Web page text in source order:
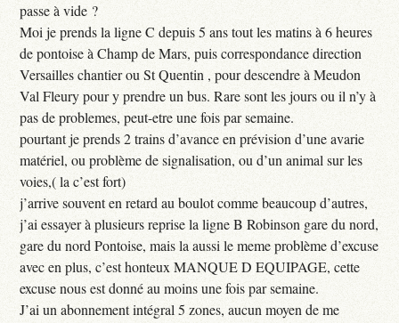
passe à vide ?
Moi je prends la ligne C depuis 5 ans tout les matins à 6 heures
de pontoise à Champ de Mars, puis correspondance direction
Versailles chantier ou St Quentin , pour descendre à Meudon
Val Fleury pour y prendre un bus. Rare sont les jours ou il n’y à
pas de problemes, peut-etre une fois par semaine.
pourtant je prends 2 trains d’avance en prévision d’une avarie
matériel, ou problème de signalisation, ou d’un animal sur les
voies,( la c’est fort)
j’arrive souvent en retard au boulot comme beaucoup d’autres,
j’ai essayer à plusieurs reprise la ligne B Robinson gare du nord,
gare du nord Pontoise, mais la aussi le meme problème d’excuse
avec en plus, c’est honteux MANQUE D EQUIPAGE, cette
excuse nous est donné au moins une fois par semaine.
J’ai un abonnement intégral 5 zones, aucun moyen de me